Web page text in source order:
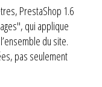
PrestaShop 1.6
qui applique
du site.
pas seulement